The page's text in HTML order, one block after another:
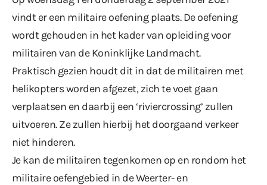
vindt er een militaire oefening plaats. De oefening
wordt gehouden in het kader van opleiding voor
militairen van de Ko­ninklijke Landmacht.
Praktisch gezien houdt dit in dat de militairen met
helikop­ters worden afgezet, zich te voet gaan
verplaatsen en daarbij een ‘riviercrossing’ zullen
uitvoeren. Ze zullen hierbij het doorgaand verkeer
niet hinderen.
Je kan de militairen tegenkomen op en rondom het
militaire oefengebied in de Weerter- en